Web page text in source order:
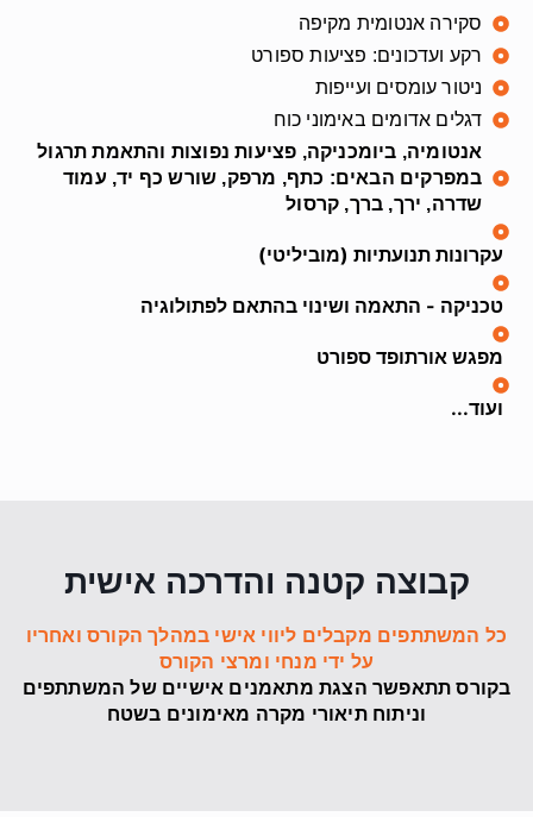
סקירה אנטומית מקיפה
רקע ועדכונים: פציעות ספורט
ניטור עומסים ועייפות
דגלים אדומים באימוני כוח
אנטומיה, ביומכניקה, פציעות נפוצות והתאמת תרגול
במפרקים הבאים: כתף, מרפק, שורש כף יד, עמוד
שדרה, ירך, ברך, קרסול
עקרונות תנועתיות (מוביליטי)
טכניקה - התאמה ושינוי בהתאם לפתולוגיה
מפגש אורתופד ספורט
ועוד...
קבוצה קטנה והדרכה אישית
כל המשתתפים מקבלים ליווי אישי במהלך הקורס ואחריו
על ידי מנחי ומרצי הקורס
בקורס תתאפשר הצגת מתאמנים אישיים של המשתתפים
וניתוח תיאורי מקרה מאימונים בשטח